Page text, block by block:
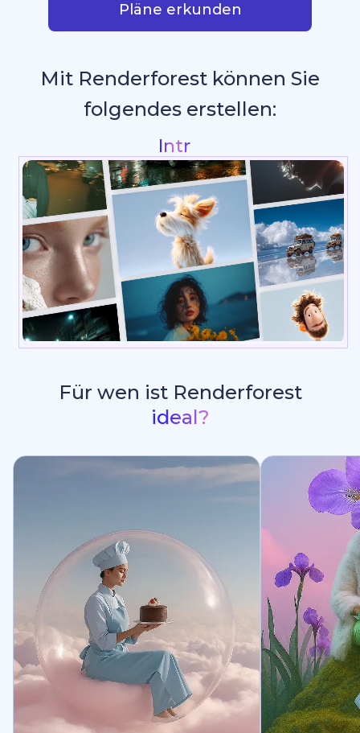
Pläne erkunden
Mit Renderforest können Sie
folgendes erstellen:
Präsentatio
Für wen ist Renderforest
ideal?